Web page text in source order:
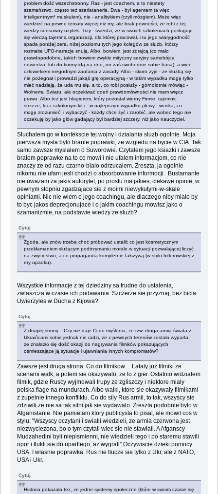
problem dość wszechstronny. Raz - jest coachem, a to niestety
szamaństwo, często też szarlataneria. Dwa - był agentem (a więc
inteligentnym* muskułem), nie - analitykiem (czyli mózgiem). Może więc
wiedzieć na pewne tematy więcej niż my, ale brak pewności, że robi z tej
wiedzy sensowny użytek. Trzy - twierdzi, że w swoich szkoleniach posługuje
się wiedzą tajemną organizacji, dla której pracował, i tu jego wiarygodność
spada poniżej zera, niżej poziomu tych jego kolegów ze służb, którzy
rozmaite UFO-narracje snują. Albo, bowiem, jest zdrajcą (co mało
prawdopodobne, takich bowiem zwykle mityczny seryjny samobójca
odwiedza, lub do tiurmy idą na dno, on zaś swobodnie sobie hasa), a więc
człowiekiem niegodnym zaufania z zasady. Albo - skoro żyje - ze służbą się
nie pożegnał i prowadzi jakąś grę operacyjną - w takim wypadku mogę tylko
mieć nadzieję, że uda mu się, a to, co robi posłuży - górnolotnie mówiąc -
Wolnemu Światu, ale oczekiwać odeń prawdomówności nie mam wręcz
prawa. Albo też jest blagierem, który pozostał wierny Firmie, tajemnic
strzeże, lecz szkolonym kit i - w najlepszym wypadku plewy - wciska, co
mogę zrozumieć, i wybaczyć - każdy chce żyć i zarobić, ale wobec tego nie
oczekuję by jako głów gadający był bardziej szczery, niż jako nauczyciel.
Sluchalem go w kontekscie tej wojny i dzialania sluzb ogolnie. Moja
pierwsza mysla bylo branie poprawki, ze wzgledu na bycie w CIA. Tak
samo zawsze myslalem o Suworowie. Czytalem jego ksiazki i zawsze
bralem poprawke na to co mowi i nie ufalem informacjom, co nie
znaczy ze od razu czarno-bialo odrzucalem. Zreszta, ja ogolnie
nikomu nie ufam jesli chodzi o absorbowanie informocji. Bustamante
nie uwazam za jakis autorytet, po prostu ma jakies, ciekawe opinie, w
pewnym stopniu zgadzajace sie z moimi niewykutymi-w-skale
opiniami. Nic nie wiem o jego coachingu, ale dlaczego niby mialo by
to byc jakos deprecjonujace i o jakim coachingu mowisz jako o
szamanizmie, na podstawie wiedzy ze sluzb?
Cytuj
Zgoda, ale znów trzeba choć próbować ustalić co jest kosmetycznym
przekłamaniem służącym podtrzymaniu morale w sytuacji pozwalającej liczyć
na zwycięstwo, a co propagandą kompletnie fałszywą (w stylu hitlerowskiej z
ery upadku).
Wszystkie informacje z tej dziedziny sa trudne do ustalenia,
zwlaszcza w czasie ich podawania. Szczerze sie przyznaj, bez bicia:
Uwierzyles w Ducha z Kijowa?
Cytuj
Z drugiej strony... Czy nie daje Ci do myślenia, że tzw. druga armia świata z
Ukraińcami sobie jednak nie radzi, że z pewnych terenów została wyparta,
że znalazło się dość okazji do nagrywania filmików pokazujących
ośmieszające ją sytuacje i ujawniania innych kompromatów?
Zawsze jest druga strona. Co do filmikow... Lataly juz filmiki ze
scenami walk, a potem sie okazywalo, ze to z gier. Ostatnio widzialem
filmik, gdzie Ruscy wyjmowali trupy ze zgliszczy i niektore mialy
polska flage na mundurach. Albo walki, ktore sie okazywaly filmikami
z zupelnie innego konfliktu. Co do sily Rus armii, to tak, wszyscy sie
zdziwili ze nie sa tak silni jak sie wydawalo. Zreszta podobnie bylo w
Afganistanie. Nie pamietam ktory publicysta to pisal, ale mowil cos w
stylu: "Wszyscy oczytani i swiatli wiedzieli, ze armia czerwona jest
niezwyciezona, bo o tym czytali wiec sie nie stawiali. A Afganscy
Mudzahedini byli niepismienni, nie wiedzieli tego i po staremu stawili
opor i tlukli sie do upadlego, az wygrali" Oczywiscie dzieki pomocy
USA. I wlasnie poprawka: Rus nie tlucze sie tylko z Ukr, ale z NATO,
USA i Ukr.
Cytuj
Historia pokazała też, że jedne systemy społeczne (które w swoim czasie się